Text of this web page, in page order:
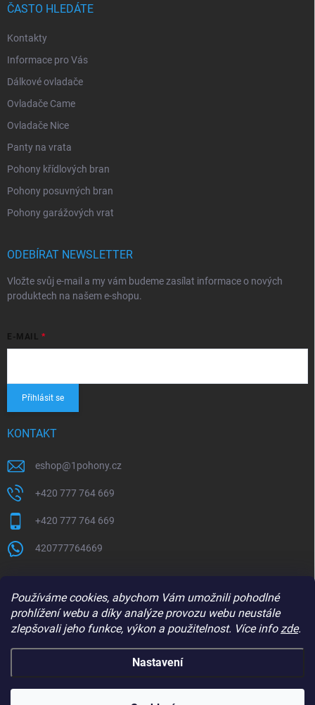
Používáme cookies, abychom Vám umožnili pohodlné
prohlížení webu a díky analýze provozu webu neustále
zlepšovali jeho funkce, výkon a použitelnost. Více infozde.
Nastavení
ČASTO HLEDÁTE
Kontakty
Informace pro Vás
Dálkové ovladače
Ovladače Came
Ovladače Nice
Panty na vrata
Pohony křídlových bran
Pohony posuvných bran
Pohony garážových vrat
ODEBÍRAT NEWSLETTER
Vložte svůj e-mail a my vám budeme zasílat informace o nových
produktech na našem e-shopu.
E-MAIL
Přihlásit se
KONTAKT
eshop@1pohony.cz
+420 777 764 669
+420 777 764 669
420777764669
Copyright 20261Pohony.cz. Všechna práva vyhrazena.Upravit nastavení
cookies